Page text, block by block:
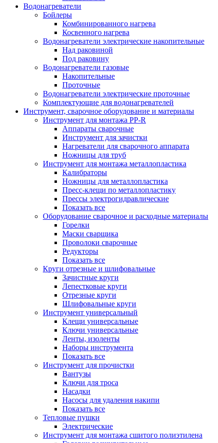
Водонагреватели
Бойлеры
Комбинированного нагрева
Косвенного нагрева
Водонагреватели электрические накопительные
Над раковиной
Под раковину
Водонагреватели газовые
Накопительные
Проточные
Водонагреватели электрические проточные
Комплектующие для водонагревателей
Инструмент, сварочное оборудование и материалы
Инструмент для монтажа PP-R
Аппараты сварочные
Инструмент для зачистки
Нагреватели для сварочного аппарата
Ножницы для труб
Инструмент для монтажа металлопластика
Калибраторы
Ножницы для металлопластика
Пресс-клещи по металлопластику
Прессы электрогидравлические
Показать все
Оборудование сварочное и расходные материалы
Горелки
Маски сварщика
Проволоки сварочные
Редукторы
Показать все
Круги отрезные и шлифовальные
Зачистные круги
Лепестковые круги
Отрезные круги
Шлифовальные круги
Инструмент универсальный
Клещи универсальные
Ключи универсальные
Ленты, изоленты
Наборы инструмента
Показать все
Инструмент для прочистки
Вантузы
Ключи для троса
Насадки
Насосы для удаления накипи
Показать все
Тепловые пушки
Электрические
Инструмент для монтажа сшитого полиэтилена